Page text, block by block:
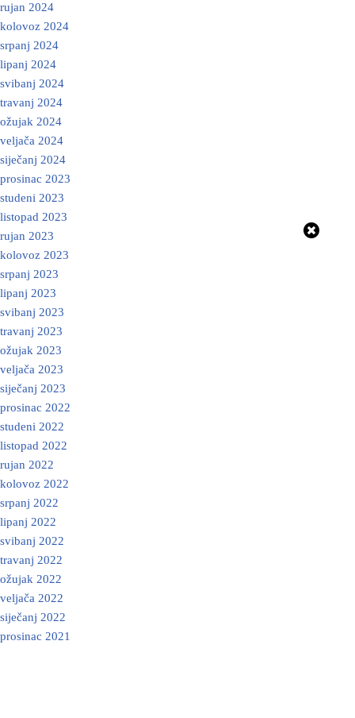
rujan 2024
kolovoz 2024
srpanj 2024
lipanj 2024
svibanj 2024
travanj 2024
ožujak 2024
veljača 2024
siječanj 2024
prosinac 2023
studeni 2023
listopad 2023
rujan 2023
kolovoz 2023
srpanj 2023
lipanj 2023
svibanj 2023
travanj 2023
ožujak 2023
veljača 2023
siječanj 2023
prosinac 2022
studeni 2022
listopad 2022
rujan 2022
kolovoz 2022
srpanj 2022
lipanj 2022
svibanj 2022
travanj 2022
ožujak 2022
veljača 2022
siječanj 2022
prosinac 2021